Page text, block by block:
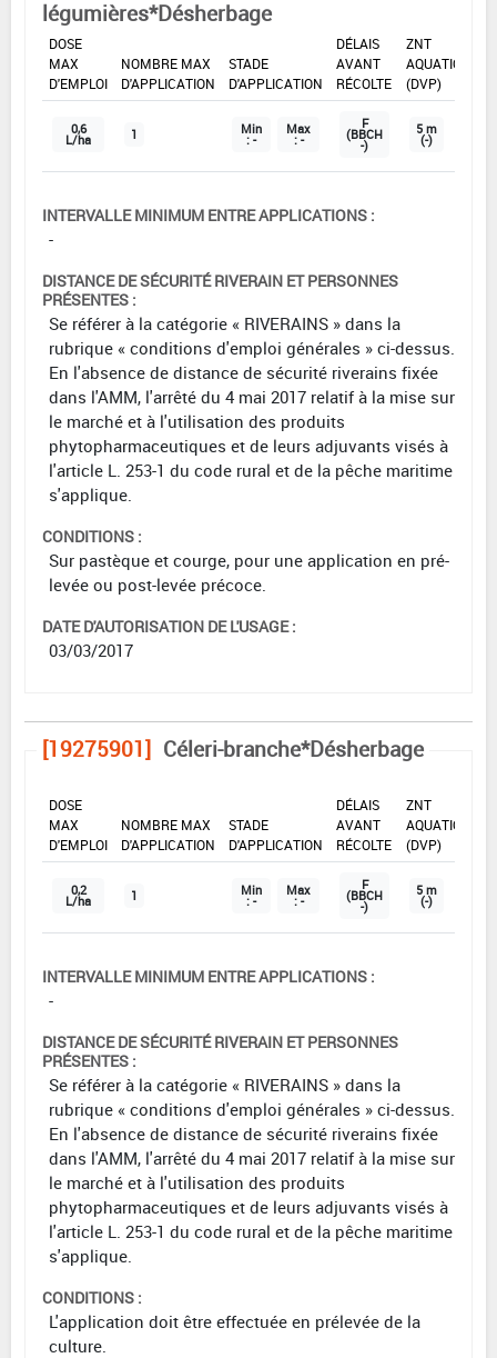
légumières*Désherbage
DOSE
MAX
D'EMPLOI
NOMBRE MAX
D'APPLICATION
STADE
D'APPLICATION
DÉLAIS
AVANT
RÉCOLTE
ZNT
AQUATIQUE
(DVP)
0,6
L/ha 1 Min
: -
Max
: -
F
(BBCH
-)
5 m
(-)
INTERVALLE MINIMUM ENTRE APPLICATIONS :
-
DISTANCE DE SÉCURITÉ RIVERAIN ET PERSONNES
PRÉSENTES :
Se référer à la catégorie « RIVERAINS » dans la
rubrique « conditions d'emploi générales » ci-dessus.
En l'absence de distance de sécurité riverains fixée
dans l'AMM, l'arrêté du 4 mai 2017 relatif à la mise sur
le marché et à l'utilisation des produits
phytopharmaceutiques et de leurs adjuvants visés à
l'article L. 253-1 du code rural et de la pêche maritime
s'applique.
CONDITIONS :
Sur pastèque et courge, pour une application en pré-
levée ou post-levée précoce.
DATE D'AUTORISATION DE L'USAGE :
03/03/2017
[19275901] Céleri-branche*Désherbage
DOSE
MAX
D'EMPLOI
NOMBRE MAX
D'APPLICATION
STADE
D'APPLICATION
DÉLAIS
AVANT
RÉCOLTE
ZNT
AQUATIQUE
(DVP)
0,2
L/ha 1 Min
: -
Max
: -
F
(BBCH
-)
5 m
(-)
INTERVALLE MINIMUM ENTRE APPLICATIONS :
-
DISTANCE DE SÉCURITÉ RIVERAIN ET PERSONNES
PRÉSENTES :
Se référer à la catégorie « RIVERAINS » dans la
rubrique « conditions d'emploi générales » ci-dessus.
En l'absence de distance de sécurité riverains fixée
dans l'AMM, l'arrêté du 4 mai 2017 relatif à la mise sur
le marché et à l'utilisation des produits
phytopharmaceutiques et de leurs adjuvants visés à
l'article L. 253-1 du code rural et de la pêche maritime
s'applique.
CONDITIONS :
L'application doit être effectuée en prélevée de la
culture.